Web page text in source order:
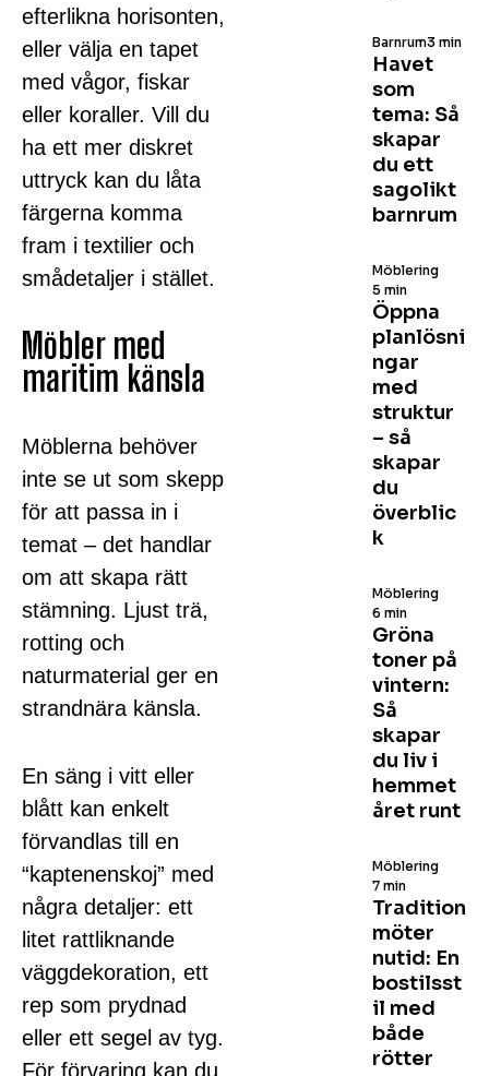
efterlikna horisonten,
eller välja en tapet
med vågor, fiskar
eller koraller. Vill du
ha ett mer diskret
uttryck kan du låta
färgerna komma
fram i textilier och
smådetaljer i stället.
Möbler med
maritim känsla
Möblerna behöver
inte se ut som skepp
för att passa in i
temat – det handlar
om att skapa rätt
stämning. Ljust trä,
rotting och
naturmaterial ger en
strandnära känsla.
En säng i vitt eller
blått kan enkelt
förvandlas till en
“kaptenenskoj” med
några detaljer: ett
litet rattliknande
väggdekoration, ett
rep som prydnad
eller ett segel av tyg.
För förvaring kan du
Havet
som
tema: Så
skapar
du ett
sagolikt
barnrum
Barnrum3 min
Öppna
planlösni
ngar
med
struktur
– så
skapar
du
överblic
k
Möblering
5 min
Gröna
toner på
vintern:
Så
skapar
du liv i
hemmet
året runt
Möblering
6 min
Tradition
möter
nutid: En
bostilsst
il med
både
rötter
Möblering
7 min